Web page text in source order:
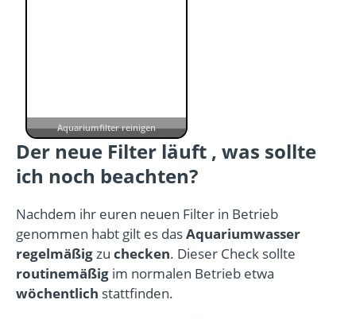
Aquariumfilter reinigen
Der neue Filter läuft , was sollte
ich noch beachten?
Nachdem ihr euren neuen Filter in Betrieb
genommen habt gilt es dasAquariumwasser
regelmäßigzu checken. Dieser Check sollte
routinemäßig im normalen Betrieb etwa
wöchentlich stattfinden.